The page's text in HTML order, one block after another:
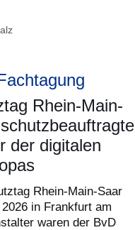
Rhein-Main-
der digitalen
Rhein-Main-Saar
in Frankfurt am
waren der BvD